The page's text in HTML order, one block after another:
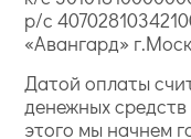
р/с
«Авангард»
Датой оплаты
денежных
этого мы начнем